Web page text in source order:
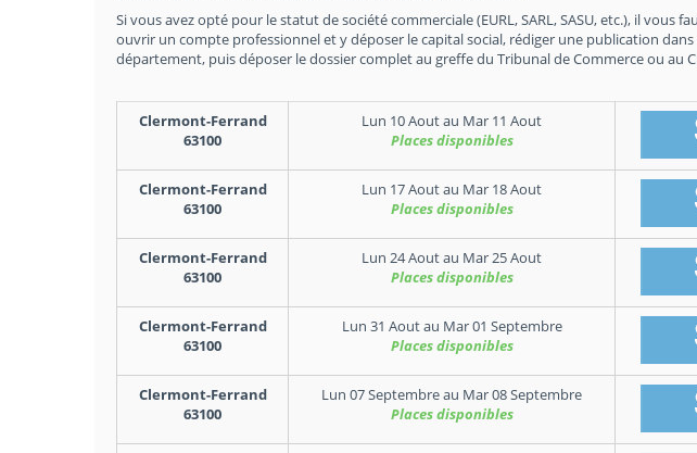
Si vous avez opté pour le statut de société commerciale (EURL, SARL, SASU, etc.), il vous
ouvrir un compte professionnel et y déposer le capital social, rédiger une publication
département, puis déposer le dossier complet au greffe du Tribunal de Commerce ou au
Clermont-Ferrand
63100
Lun 10 Aoutau Mar 11 Aout
Places disponibles
Clermont-Ferrand
63100
Lun 17 Aoutau Mar 18 Aout
Places disponibles
Clermont-Ferrand
63100
Lun 24 Aoutau Mar 25 Aout
Places disponibles
Clermont-Ferrand
63100
Lun 31 Aoutau Mar 01 Septembre
Places disponibles
Clermont-Ferrand
63100
Lun 07 Septembreau Mar 08 Septembre
Places disponibles